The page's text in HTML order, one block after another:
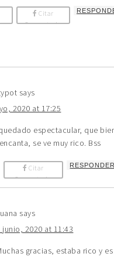
Citar
Comentario
says
2020 at 17:25
espectacular, que
se ve muy rico. Bss
Citar
Comentario
RESPONDER
says
junio, 2020 at 11:43
gracias, estaba rico y es